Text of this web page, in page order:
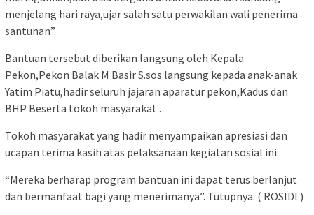
menjelang hari raya,ujar salah satu perwakilan wali penerima
santunan”.
Bantuan tersebut diberikan langsung oleh Kepala
Pekon,Pekon Balak M Basir S.sos langsung kepada anak-anak
Yatim Piatu,hadir seluruh jajaran aparatur pekon,Kadus dan
BHP Beserta tokoh masyarakat .
Tokoh masyarakat yang hadir menyampaikan apresiasi dan
ucapan terima kasih atas pelaksanaan kegiatan sosial ini.
“Mereka berharap program bantuan ini dapat terus berlanjut
dan bermanfaat bagi yang menerimanya”. Tutupnya. ( ROSIDI )